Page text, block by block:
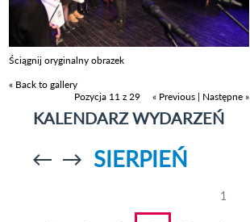
Ściągnij oryginalny obrazek
« Back to gallery
Pozycja 11 z 29
« Previous | Następne »
KALENDARZ WYDARZEŃ
Przejdź doPrzejdź do
SIERPIEŃ
1